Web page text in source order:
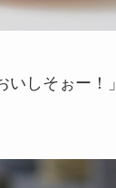
しそぉー！」